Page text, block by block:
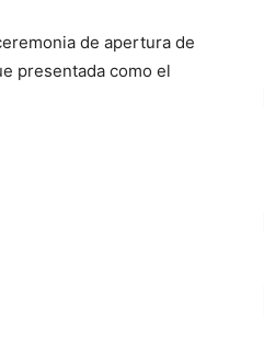
de apertura de
presentada como el